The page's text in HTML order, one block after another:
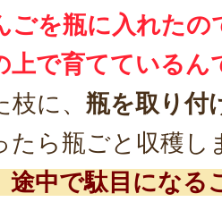
ごを瓶に入れたの
上で育てているん
に、 瓶を取り付
たら瓶ごと収穫し
途中で駄目になる